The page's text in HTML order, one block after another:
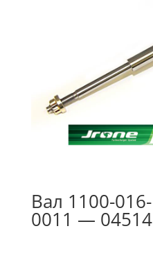
Вал 1100-
0011 —